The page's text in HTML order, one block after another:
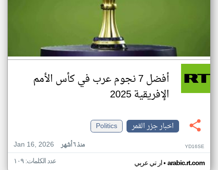
أفضل 7 نجوم عرب في كأس الأمم
الإفريقية 2025
اخبار جزر القمر
Politics
Jan 16, 2026
منذ ٦ أشهر YD16SE
ار تي عربي• arabic.rt.com عدد الكلمات: ١٠٩